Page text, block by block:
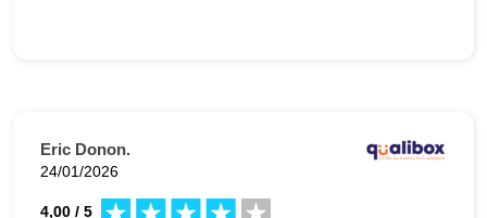
Eric Donon.
24/01/2026
4,00 / 5